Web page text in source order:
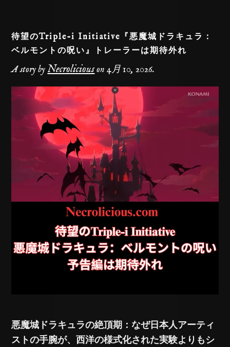
待望のTriple-i Initiative『悪魔城ドラキュラ：
ベルモントの呪い』トレーラーは期待外れ
A story byNecroliciouson4月 10, 2026.
悪魔城ドラキュラの絶頂期：なぜ日本人アーティ
ストの手腕が、西洋の様式化された実験よりもシ